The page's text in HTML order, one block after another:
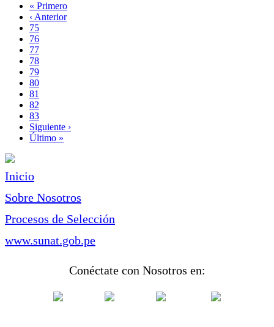
Paginación
Primera
página
« Primero
Página
anterior
‹ Anterior
Page
75
Page
76
Page
77
Page
78
Página
actual
79
Page
80
Page
81
Page
82
Page
83
Siguiente
página
Siguiente ›
Última
Último »
Inicio
Sobre Nosotros
Procesos de Selección
www.sunat.gob.pe
Conéctate con Nosotros en: